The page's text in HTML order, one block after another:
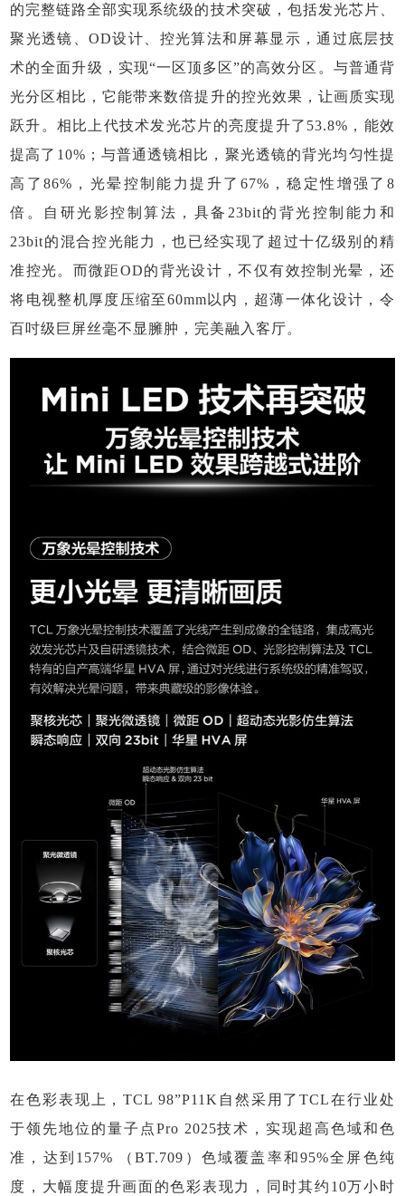
的完整链路全部实现系统级的技术突破，包括发光芯片、
聚光透镜、OD设计、控光算法和屏幕显示，通过底层技
术的全面升级，实现“一区顶多区”的高效分区。与普通背
光分区相比，它能带来数倍提升的控光效果，让画质实现
跃升。相比上代技术发光芯片的亮度提升了53.8%，能效
提高了10%；与普通透镜相比，聚光透镜的背光均匀性提
高了86%，光晕控制能力提升了67%，稳定性增强了8
倍。自研光影控制算法，具备23bit的背光控制能力和
23bit的混合控光能力，也已经实现了超过十亿级别的精
准控光。而微距OD的背光设计，不仅有效控制光晕，还
将电视整机厚度压缩至60mm以内，超薄一体化设计，令
百吋级巨屏丝毫不显臃肿，完美融入客厅。
在色彩表现上，TCL 98”P11K自然采用了TCL在行业处
于领先地位的量子点Pro 2025技术，实现超高色域和色
准，达到157% （BT.709）色域覆盖率和95%全屏色纯
度，大幅度提升画面的色彩表现力，同时其约10万小时